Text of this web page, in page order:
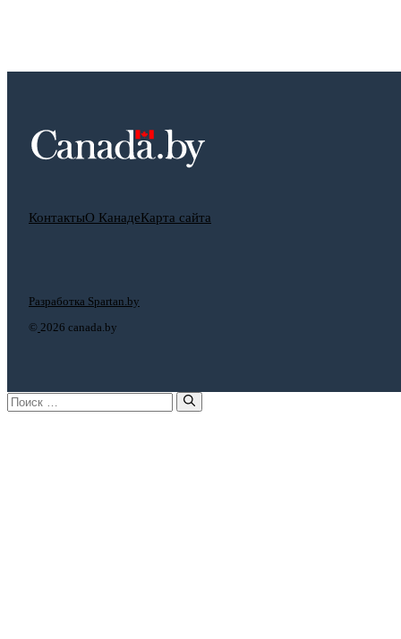
КонтактыО КанадеКарта сайта
© 2026 canada.by
Разработка Spartan.by
Поиск: